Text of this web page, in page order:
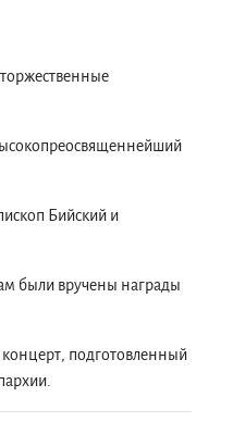
Бийский и
были вручены награды
концерт, подготовленный